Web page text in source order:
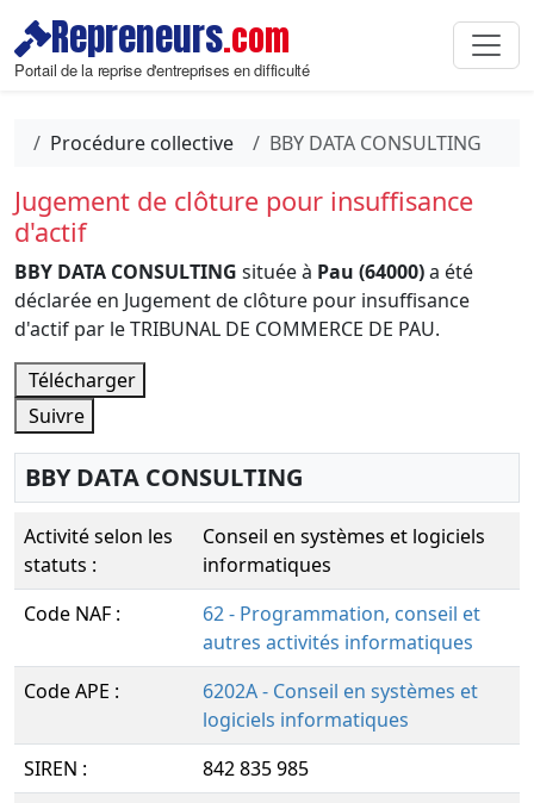
Repreneurs.com
Portail de la reprise d'entreprises en difficulté
Procédure collective BBY DATA CONSULTING
Jugement de clôture pour insuffisance
d'actif
BBY DATA CONSULTING située à Pau (64000)a été
déclarée en Jugement de clôture pour insuffisance
d'actif par le TRIBUNAL DE COMMERCE DE PAU.
Télécharger
Suivre
BBY DATA CONSULTING
Activité selon les
statuts :
Conseil en systèmes et logiciels
informatiques
Code NAF :
62 - Programmation, conseil et
autres activités informatiques
Code APE :
6202A - Conseil en systèmes et
logiciels informatiques
SIREN :
842 835 985